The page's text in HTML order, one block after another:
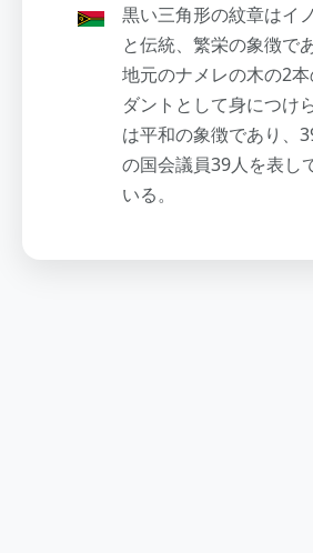
黒い三角形の紋章はイ
と伝統、繁栄の象徴で
地元のナメレの木の2
ダントとして身につけ
は平和の象徴であり、
の国会議員39人を表し
いる。